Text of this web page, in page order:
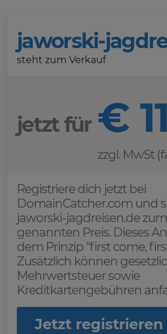
jaworski-
steht zum Verkauf
jetzt für €
zzgl. MwSt
Registriere dich jetzt bei
DomainCatcher.com und
jaworski-jagdreisen.de
genannten Preis. Dieses
dem Prinzip "first come,
Zusätzlich können
Mehrwertsteuer sowie
Kreditkartengebühren
Jetzt registrieren